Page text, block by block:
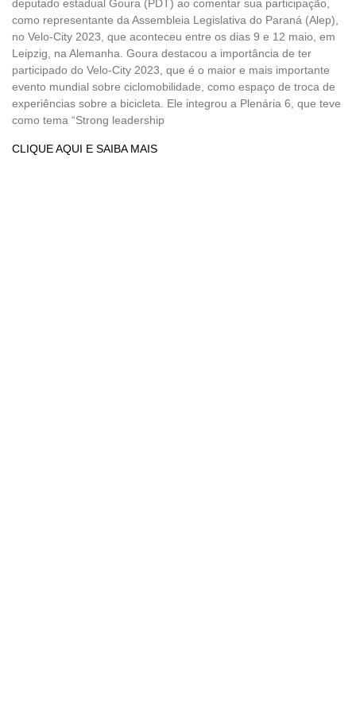
deputado estadual Goura (PDT) ao comentar sua participação,
como representante da Assembleia Legislativa do Paraná (Alep),
no Velo-City 2023, que aconteceu entre os dias 9 e 12 maio, em
Leipzig, na Alemanha. Goura destacou a importância de ter
participado do Velo-City 2023, que é o maior e mais importante
evento mundial sobre ciclomobilidade, como espaço de troca de
experiências sobre a bicicleta. Ele integrou a Plenária 6, que teve
como tema “Strong leadership
CLIQUE AQUI E SAIBA MAIS